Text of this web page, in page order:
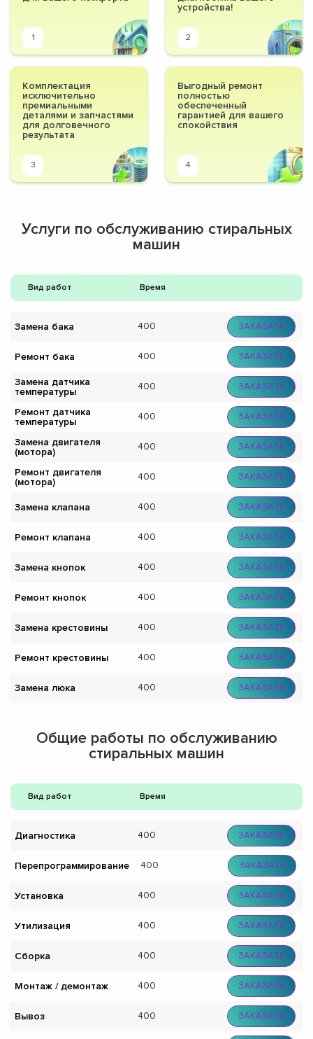
1
устройства!
2
Комплектация
исключительно
премиальными
деталями и запчастями
для долговечного
результата
3
Выгодный ремонт
полностью
обеспеченный
гарантией для вашего
спокойствия
4
Услуги по обслуживанию стиральных
машин
Вид работ Время
Замена бака 400 ЗАКАЗАТЬ
Ремонт бака 400 ЗАКАЗАТЬ
Замена датчика
температуры
400 ЗАКАЗАТЬ
Ремонт датчика
температуры
400 ЗАКАЗАТЬ
Замена двигателя
(мотора)
400 ЗАКАЗАТЬ
Ремонт двигателя
(мотора)
400 ЗАКАЗАТЬ
Замена клапана 400 ЗАКАЗАТЬ
Ремонт клапана 400 ЗАКАЗАТЬ
Замена кнопок 400 ЗАКАЗАТЬ
Ремонт кнопок 400 ЗАКАЗАТЬ
Замена крестовины 400 ЗАКАЗАТЬ
Ремонт крестовины 400 ЗАКАЗАТЬ
Замена люка 400 ЗАКАЗАТЬ
Общие работы по обслуживанию
стиральных машин
Вид работ Время
Диагностика 400 ЗАКАЗАТЬ
Перепрограммирование 400 ЗАКАЗАТЬ
Установка 400 ЗАКАЗАТЬ
Утилизация 400 ЗАКАЗАТЬ
Сборка 400 ЗАКАЗАТЬ
Монтаж / демонтаж 400 ЗАКАЗАТЬ
Вывоз 400 ЗАКАЗАТЬ